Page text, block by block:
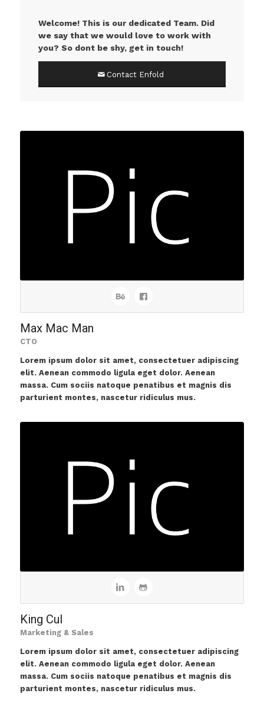
Welcome! This is our dedicated Team. Did
we say that we would love to work with
you? So dont be shy, get in touch!
Contact Enfold
Max Mac Man
CTO
Lorem ipsum dolor sit amet, consectetuer adipiscing
elit. Aenean commodo ligula eget dolor. Aenean
massa. Cum sociis natoque penatibus et magnis dis
parturient montes, nascetur ridiculus mus.
King Cul
Marketing & Sales
Lorem ipsum dolor sit amet, consectetuer adipiscing
elit. Aenean commodo ligula eget dolor. Aenean
massa. Cum sociis natoque penatibus et magnis dis
parturient montes, nascetur ridiculus mus.